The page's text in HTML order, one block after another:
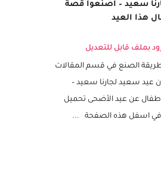
سعيد – اصنعوا قصة
هذا العيد
بملف قابل للتعديل
الصنع في قسم المقالات
عيد سعيد لجارنا سعيد –
عن عيد الأضحى تحميل